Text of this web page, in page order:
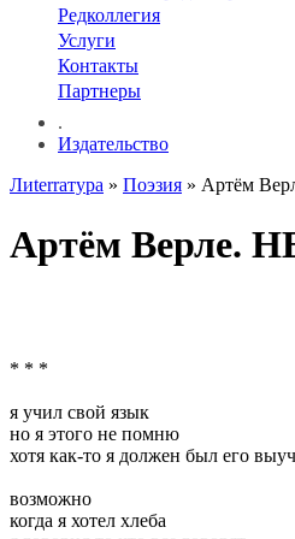
Редколлегия
Услуги
Контакты
Партнеры
.
Издательство
Лиterraтура » Поэзия » Артём
Артём Верле.
* * *
я учил свой язык
но я этого не помню
хотя как-то я должен был его
возможно
когда я хотел хлеба